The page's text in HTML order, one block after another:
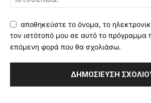
αποθηκεύστε το όνομα, το
τον ιστότοπό μου σε αυτό το πρόγραμμα
επόμενη φορά που θα σχολιάσω.